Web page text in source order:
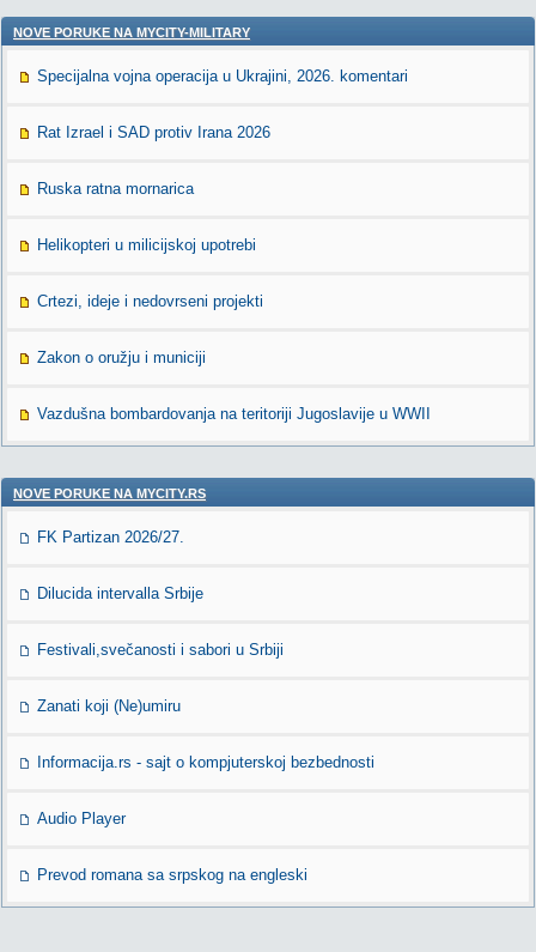
NOVE PORUKE NA MYCITY-MILITARY
Specijalna vojna operacija u Ukrajini, 2026. komentari
Rat Izrael i SAD protiv Irana 2026
Ruska ratna mornarica
Helikopteri u milicijskoj upotrebi
Crtezi, ideje i nedovrseni projekti
Zakon o oružju i municiji
Vazdušna bombardovanja na teritoriji Jugoslavije u WWII
NOVE PORUKE NA MYCITY.RS
FK Partizan 2026/27.
Dilucida intervalla Srbije
Festivali,svečanosti i sabori u Srbiji
Zanati koji (Ne)umiru
Informacija.rs - sajt o kompjuterskoj bezbednosti
Audio Player
Prevod romana sa srpskog na engleski